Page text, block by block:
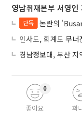
영남취재본부 서영인
단독
논란의 'Busan is
좋아요
0
화